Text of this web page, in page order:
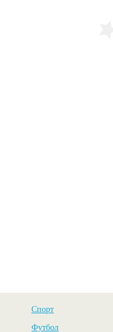
Спорт
Футбол